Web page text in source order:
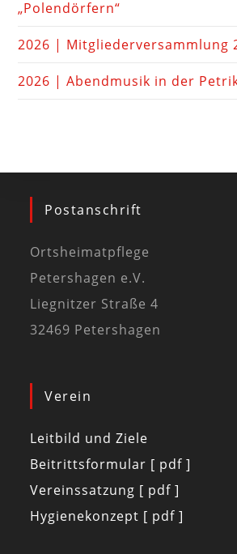
„Polendörfern“
2026 | Mitgliederversammlung
2026 | Abendmusik in der
Postanschrift
Ortsheimatpflege
Petershagen e.V.
Liegnitzer Straße 4
32469 Petershagen
Verein
Leitbild und Ziele
Beitrittsformular [ pdf ]
Vereinssatzung [ pdf ]
Hygienekonzept [ pdf ]